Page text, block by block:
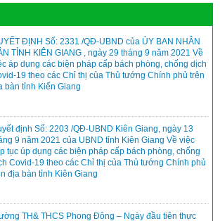
ĐỊNH Số: 2331 /QĐ-UBND của ỦY BAN NHÂN
TỈNH KIÊN GIANG , ngày 29 tháng 9 năm 2021 Về
áp dụng các biện pháp cấp bách phòng, chống dịch
19 theo các Chỉ thị của Thủ tướng Chính phủ trên
bàn tỉnh Kiến Giang
định Số: 2203 /QĐ-UBND Kiên Giang, ngày 13
9 năm 2021 của UBND tỉnh Kiên Giang Về việc
tục úp dụng các biện pháp cấp bách phòng, chống
Covid-19 theo các Chỉ thị của Thủ tướng Chính phủ
địa bàn tỉnh Kiên Giang
TH& THCS Phong Đông – Ngày đầu tiên thực